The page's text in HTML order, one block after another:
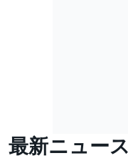
最新ニュース